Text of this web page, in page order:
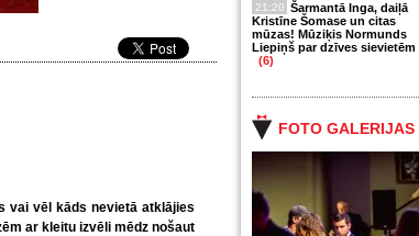
21:20 Šarmantā Inga, daiļā
Kristīne Šomase un citas
mūzas! Mūziķis Normunds
Liepiņš par dzīves sievietēm
(6)
FOTO GALERIJAS
vai vēl kāds nevietā atklājies
ar kleitu izvēli mēdz nošaut